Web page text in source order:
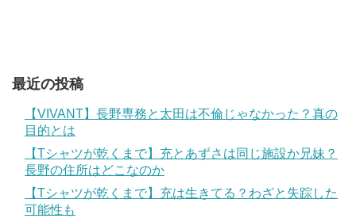
最近の投稿
【VIVANT】長野専務と太田は不倫じゃなかった？真の
目的とは
【Tシャツが乾くまで】充とあずさは同じ施設か兄妹？
長野の住所はどこなのか
【Tシャツが乾くまで】充は生きてる？わざと失踪した
可能性も